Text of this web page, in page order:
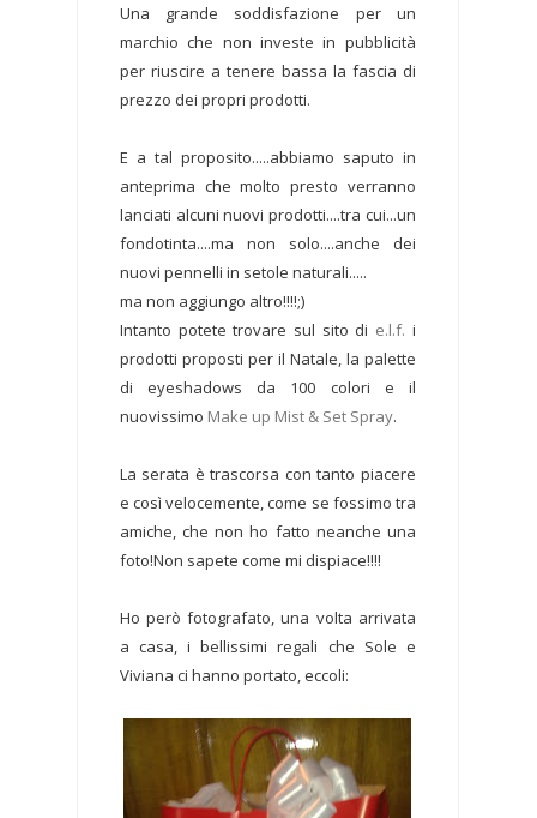
Una grande soddisfazione per un
marchio che non investe in pubblicità
per riuscire a tenere bassa la fascia di
prezzo dei propri prodotti.
E a tal proposito.....abbiamo saputo in
anteprima che molto presto verranno
lanciati alcuni nuovi prodotti....tra cui...un
fondotinta....ma non solo....anche dei
nuovi pennelli in setole naturali.....
ma non aggiungo altro!!!!;)
Intanto potete trovare sul sito di e.l.f. i
prodotti proposti per il Natale, la palette
di eyeshadows da 100 colori e il
nuovissimo Make up Mist & Set Spray.
La serata è trascorsa con tanto piacere
e così velocemente, come se fossimo tra
amiche, che non ho fatto neanche una
foto!Non sapete come mi dispiace!!!!
Ho però fotografato, una volta arrivata
a casa, i bellissimi regali che Sole e
Viviana ci hanno portato, eccoli: